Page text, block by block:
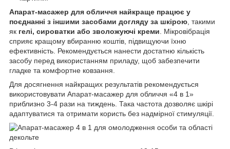
Апарат-масажер для обличчя найкраще працює у
поєднанні з іншими засобами догляду за шкірою, такими
як гелі, сироватки або зволожуючі креми. Мікровібрація
сприяє кращому вбиранню коштів, підвищуючи їхню
ефективність. Рекомендується нанести достатню кількість
засобу перед використанням приладу, щоб забезпечити
гладке та комфортне ковзання.
Для досягнення найкращих результатів рекомендується
використовувати Апарат-масажер для обличчя «4 в 1»
приблизно 3-4 рази на тиждень. Така частота дозволяє шкірі
адаптуватися та отримати користь без надмірної стимуляції.